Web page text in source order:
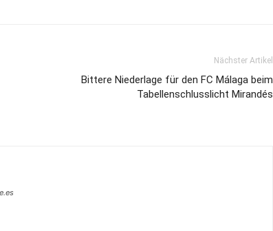
Nächster Artikel
Bittere Niederlage für den FC Málaga beim
Tabellenschlusslicht Mirandés